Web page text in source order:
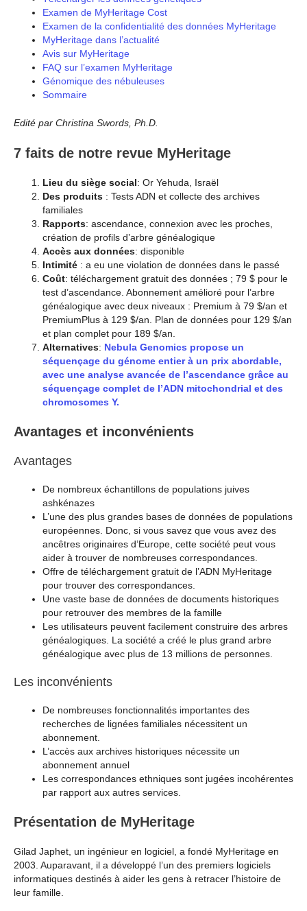
Examen de MyHeritage Cost
Examen de la confidentialité des données MyHeritage
MyHeritage dans l’actualité
Avis sur MyHeritage
FAQ sur l’examen MyHeritage
Génomique des nébuleuses
Sommaire
Edité par Christina Swords, Ph.D.
7 faits de notre revue MyHeritage
Lieu du siège social: Or Yehuda, Israël
Des produits : Tests ADN et collecte des archives
familiales
Rapports: ascendance, connexion avec les proches,
création de profils d’arbre généalogique
Accès aux données: disponible
Intimité : a eu une violation de données dans le passé
Coût: téléchargement gratuit des données ; 79 $ pour le
test d’ascendance. Abonnement amélioré pour l’arbre
généalogique avec deux niveaux : Premium à 79 $/an et
PremiumPlus à 129 $/an. Plan de données pour 129 $/an
et plan complet pour 189 $/an.
Alternatives: Nebula Genomics propose un
séquençage du génome entier à un prix abordable,
avec une analyse avancée de l’ascendance grâce au
séquençage complet de l’ADN mitochondrial et des
chromosomes Y.
Avantages et inconvénients
Avantages
De nombreux échantillons de populations juives
ashkénazes
L’une des plus grandes bases de données de populations
européennes. Donc, si vous savez que vous avez des
ancêtres originaires d’Europe, cette société peut vous
aider à trouver de nombreuses correspondances.
Offre de téléchargement gratuit de l’ADN MyHeritage
pour trouver des correspondances.
Une vaste base de données de documents historiques
pour retrouver des membres de la famille
Les utilisateurs peuvent facilement construire des arbres
généalogiques. La société a créé le plus grand arbre
généalogique avec plus de 13 millions de personnes.
Les inconvénients
De nombreuses fonctionnalités importantes des
recherches de lignées familiales nécessitent un
abonnement.
L’accès aux archives historiques nécessite un
abonnement annuel
Les correspondances ethniques sont jugées incohérentes
par rapport aux autres services.
Présentation de MyHeritage
Gilad Japhet, un ingénieur en logiciel, a fondé MyHeritage en
2003. Auparavant, il a développé l’un des premiers logiciels
informatiques destinés à aider les gens à retracer l’histoire de
leur famille.